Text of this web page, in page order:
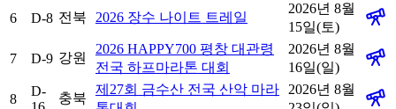
6 D-8 전북 2026 장수 나이트 트레일
2026년 8월
15일(토)
7 D-9 강원
2026 HAPPY700 평창 대관령
전국 하프마라톤 대회
2026년 8월
16일(일)
8
D-
충북
제27회 금수산 전국 산악 마라
2026년 8월